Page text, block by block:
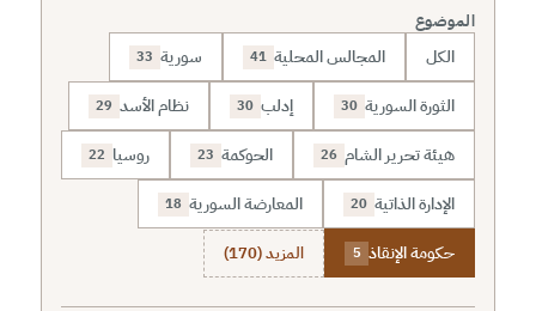
الموضوع
الكل المجالس المحلية 41 سورية 33
الثورة السورية 30 إدلب 30 نظام الأسد 29
هيئة تحرير الشام 26 الحوكمة 23 روسيا 22
الإدارة الذاتية 20 المعارضة السورية 18
حكومة الإنقاذ 5 المزيد (170)